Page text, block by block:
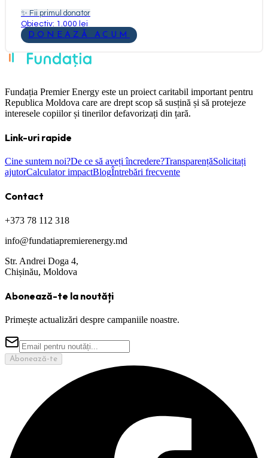
✨ Fii primul donator
Obiectiv: 1.000 lei
DONEAZĂ ACUM
Fundația Premier Energy este un proiect caritabil important pentru
Republica Moldova care are drept scop să susțină și să protejeze
interesele copiilor și tinerilor defavorizați din țară.
Link-uri rapide
Cine suntem noi?De ce să aveți încredere?TransparențăSolicitați
ajutorCalculator impactBlogÎntrebări frecvente
Contact
+373 78 112 318
info@fundatiapremierenergy.md
Str. Andrei Doga 4,
Chișinău, Moldova
Abonează-te la noutăți
Primește actualizări despre campaniile noastre.
Abonează-te